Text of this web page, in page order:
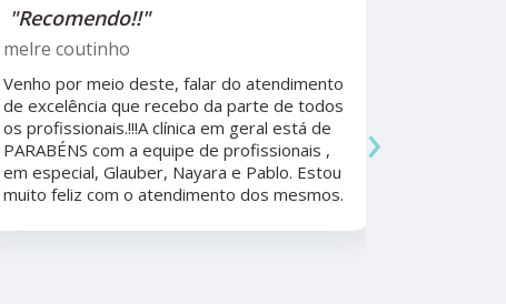
"Recomendo!!"
melre coutinho
Venho por meio deste, falar do atendimento
de excelência que recebo da parte de todos
os profissionais.!!!A clínica em geral está de
PARABÉNS com a equipe de profissionais ,
em especial, Glauber, Nayara e Pablo. Estou
muito feliz com o atendimento dos mesmos.
›